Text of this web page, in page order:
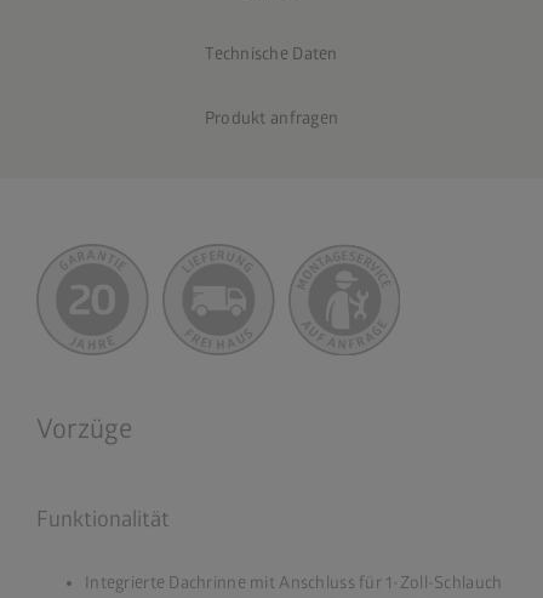
Technische Daten
Produkt anfragen
Vorzüge
Funktionalität
Integrierte Dachrinne mit Anschluss für 1-Zoll-Schlauch